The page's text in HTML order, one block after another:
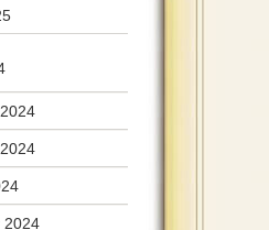
2024